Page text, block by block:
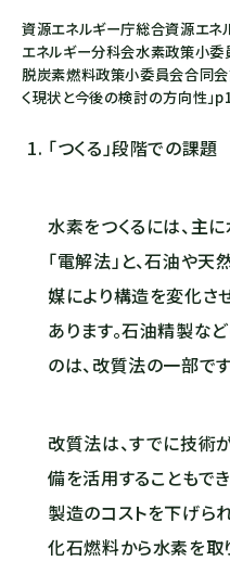
資源エネルギー庁総合資源エネ
エネルギー分科会水素政策小委
脱炭素燃料政策小委員会合同会
く現状と今後の検討の方向性」
「つくる」段階での課題
水素をつくるには、主
「電解法」と、石油や
媒により構造を変化さ
あります。石油精製な
のは、改質法の一部です
改質法は、すでに技術
備を活用することもで
製造のコストを下げら
化石燃料から水素を取